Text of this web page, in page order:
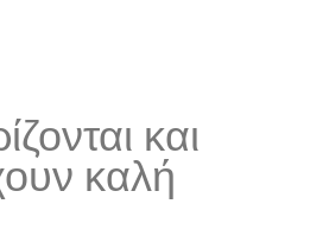
και
καλή